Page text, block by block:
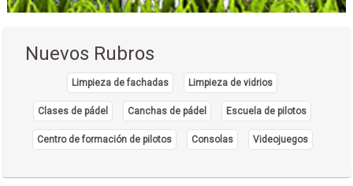
Empresas de Construcción
Construcción de Edificios
Construcción de Viviendas
Diseño de Interiores
Ingeniería de instalaciones
Nuevos Rubros
Limpieza de fachadas Limpieza de vidrios
Clases de pádel Canchas de pádel Escuela de pilotos
Centro de formación de pilotos Consolas Videojuegos